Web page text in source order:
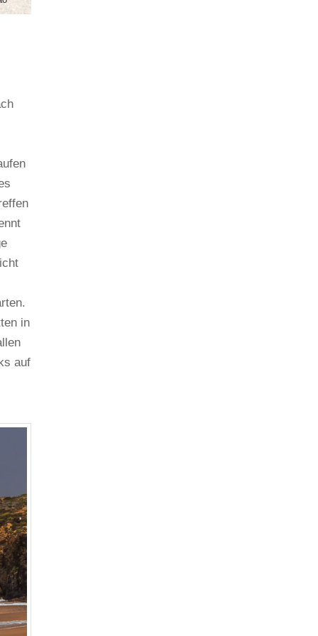
in
auf